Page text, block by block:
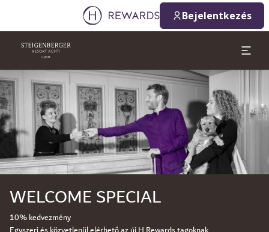
Bejelentkezés
Dia: 1 of 1
WELCOME SPECIAL
10% kedvezmény